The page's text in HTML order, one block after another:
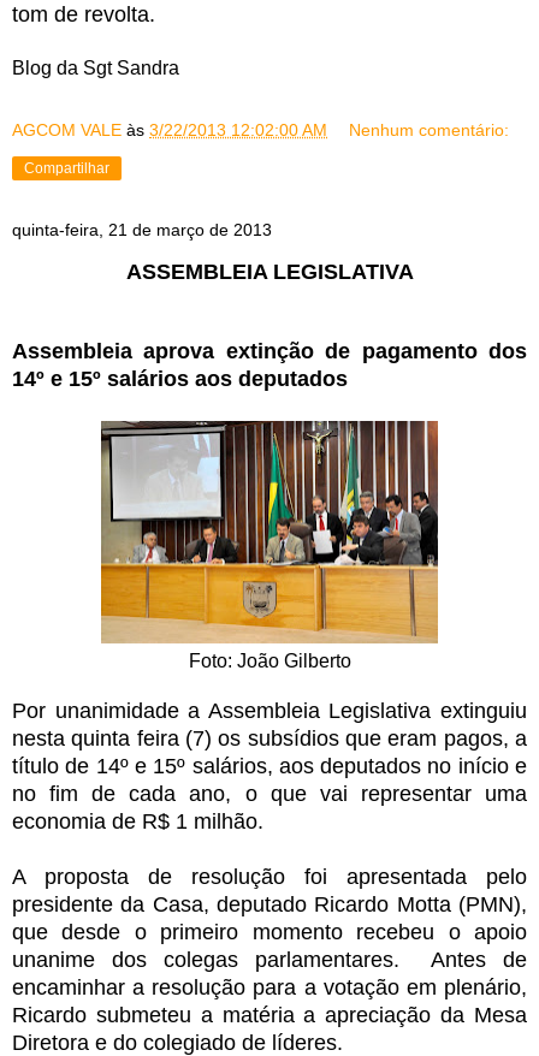
tom de revolta.
Blog da Sgt Sandra
AGCOM VALE às 3/22/2013 12:02:00 AM Nenhum comentário:
Compartilhar
quinta-feira, 21 de março de 2013
ASSEMBLEIA LEGISLATIVA
Assembleia aprova extinção de pagamento dos
14º e 15º salários aos deputados
Foto: João Gilberto
Por unanimidade a Assembleia Legislativa extinguiu
nesta quinta feira (7) os subsídios que eram pagos, a
título de 14º e 15º salários, aos deputados no início e
no fim de cada ano, o que vai representar uma
economia de R$ 1 milhão.
A proposta de resolução foi apresentada pelo
presidente da Casa, deputado Ricardo Motta (PMN),
que desde o primeiro momento recebeu o apoio
unanime dos colegas parlamentares. Antes de
encaminhar a resolução para a votação em plenário,
Ricardo submeteu a matéria a apreciação da Mesa
Diretora e do colegiado de líderes.